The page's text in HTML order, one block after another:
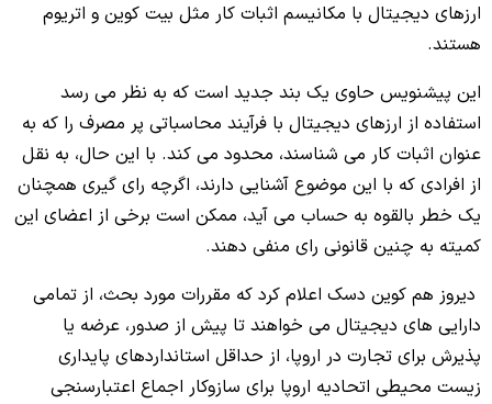
ارزهای دیجیتال با مکانیسم اثبات کار مثل بیت کوین و اتریوم
هستند.
این پیشنویس حاوی یک بند جدید است که به نظر می رسد
استفاده از ارزهای دیجیتال با فرآیند محاسباتی پر مصرف را که به
عنوان اثبات کار می شناسند، محدود می کند. با این حال، به نقل
از افرادی که با این موضوع آشنایی دارند، اگرچه رای گیری همچنان
یک خطر بالقوه به حساب می آید، ممکن است برخی از اعضای این
کمیته به چنین قانونی رای منفی دهند.
دیروز هم کوین دسک اعلام کرد که مقررات مورد بحث، از تمامی
دارایی های دیجیتال می خواهند تا پیش از صدور، عرضه یا
پذیرش برای تجارت در اروپا، از حداقل استانداردهای پایداری
زیست محیطی اتحادیه اروپا برای سازوکار اجماع اعتبارسنجی